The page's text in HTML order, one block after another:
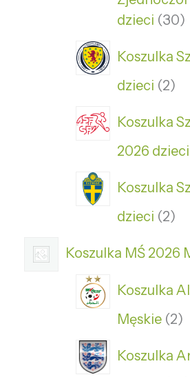
dzieci 30
Koszulka
dzieci 2
Koszulka
2026 dzieci
Koszulka
dzieci 2
Koszulka MŚ 2026
Koszulka
Męskie 2
Koszulka